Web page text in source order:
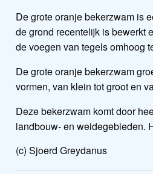
De grote oranje bekerzwam is
de grond recentelijk is bewerkt
de voegen van tegels omhoog
De grote oranje bekerzwam
vormen, van klein tot groot en
Deze bekerzwam komt door
landbouw- en weidegebieden.
(c) Sjoerd Greydanus